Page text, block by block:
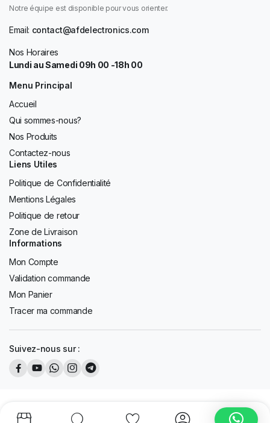
Notre équipe est disponible pour vous orienter.
Email: contact@afdelectronics.com
Nos Horaires
Lundi au Samedi 09h 00 -18h 00
Menu Principal
Accueil
Qui sommes-nous?
Nos Produits
Contactez-nous
Liens Utiles
Politique de Confidentialité
Mentions Légales
Politique de retour
Zone de Livraison
Informations
Mon Compte
Validation commande
Mon Panier
Tracer ma commande
Suivez-nous sur :
Copyright 2026 © AFD Tous les droits sont réservés. Design byK13
Design.